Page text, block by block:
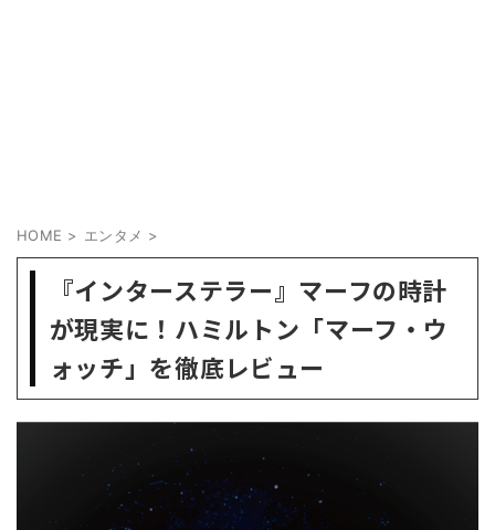
HOME > エンタメ >
『インターステラー』マーフの時計
が現実に！ハミルトン「マーフ・ウ
ォッチ」を徹底レビュー